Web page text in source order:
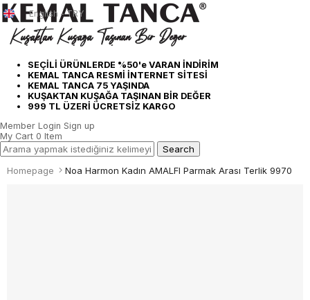
SEÇİLİ ÜRÜNLERDE %50'e VARAN İNDİRİM
KEMAL TANCA RESMİ İNTERNET SİTESİ
KEMAL TANCA 75 YAŞINDA
KUŞAKTAN KUŞAĞA TAŞINAN BİR DEĞER
999 TL ÜZERİ ÜCRETSİZ KARGO
English - TRY
Member Login Sign up
My Cart 0 Item
Homepage Noa Harmon Kadın AMALFI Parmak Arası Terlik 9970